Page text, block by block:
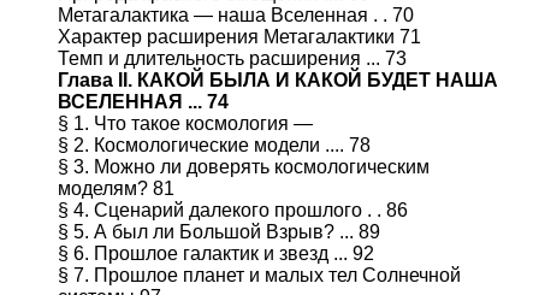
Метагалактика — наша Вселенная . . 70
Характер расширения Метагалактики 71
Темп и длительность расширения ... 73
Глава II. КАКОЙ БЫЛА И КАКОЙ БУДЕТ НАША
ВСЕЛЕННАЯ ... 74
§ 1. Что такое космология —
§ 2. Космологические модели .... 78
§ 3. Можно ли доверять космологическим
моделям? 81
§ 4. Сценарий далекого прошлого . . 86
§ 5. А был ли Большой Взрыв? ... 89
§ 6. Прошлое галактик и звезд ... 92
§ 7. Прошлое планет и малых тел Солнечной